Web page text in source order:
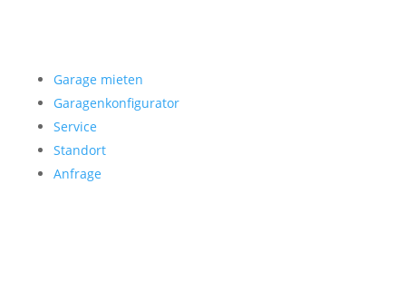
Garage mieten
Garagenkonfigurator
Service
Standort
Anfrage